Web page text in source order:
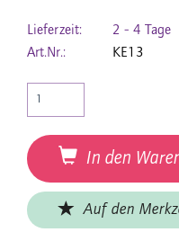
Lieferzeit:
2 - 4 Tage
Art.Nr.:
KE13
In den
Auf den